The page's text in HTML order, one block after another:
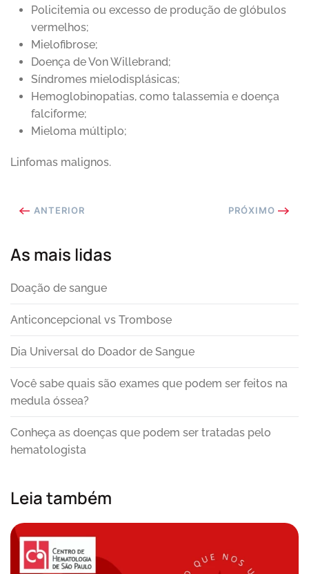
Policitemia ou excesso de produção de glóbulos
vermelhos;
Mielofibrose;
Doença de Von Willebrand;
Síndromes mielodisplásicas;
Hemoglobinopatias, como talassemia e doença
falciforme;
Mieloma múltiplo;
Linfomas malignos.
ANTERIOR PRÓXIMO
As mais lidas
Doação de sangue
Anticoncepcional vs Trombose
Dia Universal do Doador de Sangue
Você sabe quais são exames que podem ser feitos na
medula óssea?
Conheça as doenças que podem ser tratadas pelo
hematologista
Leia também